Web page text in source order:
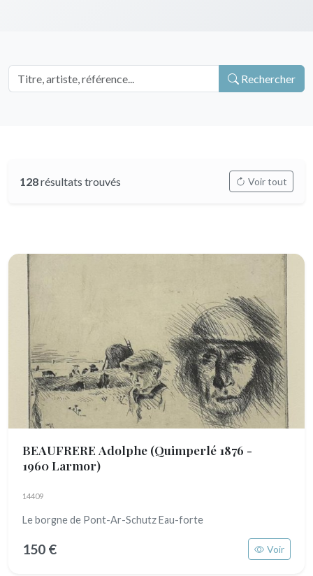
Rechercher
128résultats trouvés Voir tout
BEAUFRERE Adolphe (Quimperlé 1876 -
1960 Larmor)
14409
Le borgne de Pont-Ar-Schutz Eau-forte
150 € Voir